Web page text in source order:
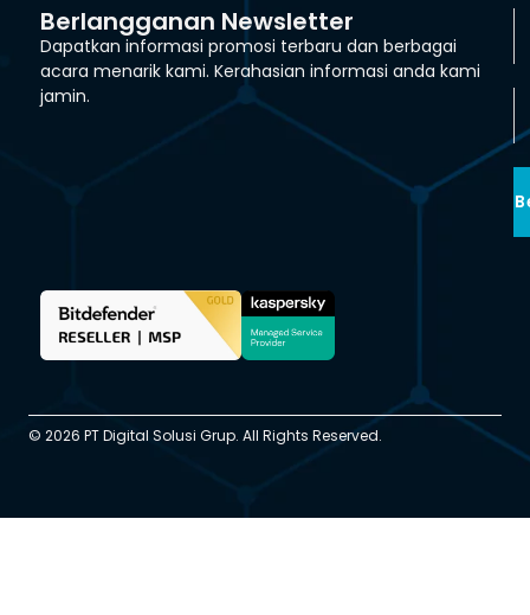
Berlangganan Newsletter
Dapatkan informasi promosi terbaru dan berbagai
acara menarik kami. Kerahasian informasi anda kami
jamin.
© 2026 PT Digital Solusi Grup. All Rights Reserved.